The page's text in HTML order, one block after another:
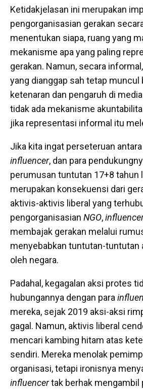
Ketidakjelasan ini merupakan
pengorganisasian gerakan
menentukan siapa, ruang yang
mekanisme apa yang paling
gerakan. Namun, secara
yang dianggap sah tetap muncul
ketenaran dan pengaruh di
tidak ada mekanisme
jika representasi informal itu
Jika kita ingat perseteruan
influencer, dan para
perumusan tuntutan 17+8 tahun
merupakan konsekuensi dari
aktivis-aktivis liberal yang
pengorganisasian NGO,
membajak gerakan melalui
menyebabkan tuntutan-tuntutan
oleh negara.
Padahal, kegagalan aksi protes
hubungannya dengan para
mereka, sejak 2019 aksi-aksi
gagal. Namun, aktivis liberal
mencari kambing hitam atas
sendiri. Mereka menolak
organisasi, tetapi ironisnya
influencertak berhak mengambil